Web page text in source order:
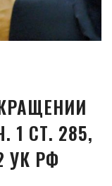
1 СТ. 285,
УК РФ